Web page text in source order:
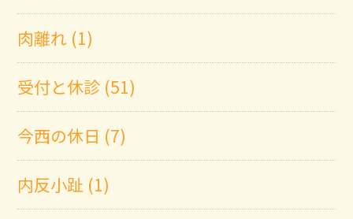
肉離れ (1)
受付と休診 (51)
今西の休日 (7)
内反小趾 (1)